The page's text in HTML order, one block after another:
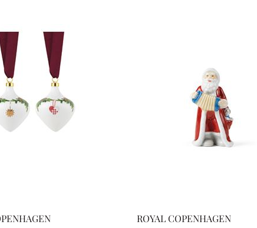
ROYAL COPENHAGEN